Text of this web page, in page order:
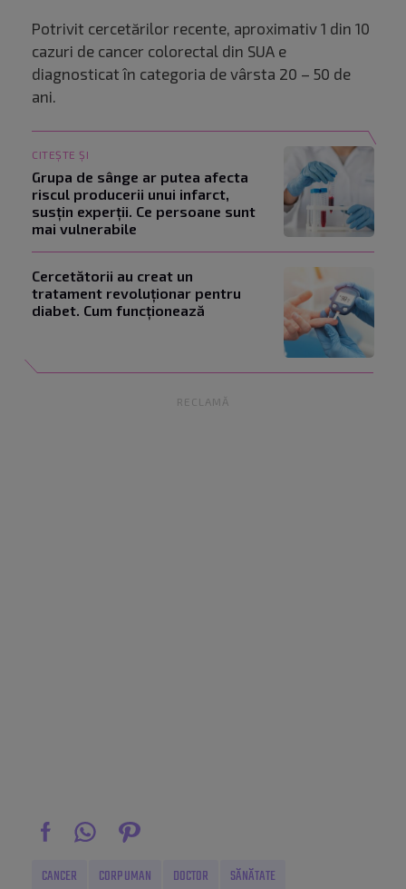
Potrivit cercetărilor recente, aproximativ 1 din 10
cazuri de cancer colorectal din SUA e
diagnosticat în categoria de vârsta 20 – 50 de
ani.
CITEȘTE ȘI
Grupa de sânge ar putea afecta
riscul producerii unui infarct,
susțin experții. Ce persoane sunt
mai vulnerabile
Cercetătorii au creat un
tratament revoluționar pentru
diabet. Cum funcționează
RECLAMĂ
CANCER CORP UMAN DOCTOR SĂNĂTATE